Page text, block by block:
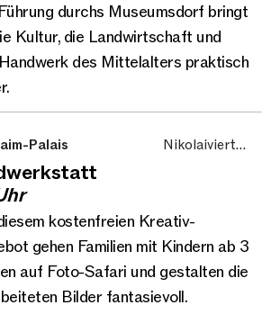
durchs Museumsdorf bringt
Kultur, die Landwirtschaft und
des Mittelalters praktisch
Palais
Nikolaiviertel,
kostenfreien Kreativ-
gehen Familien mit Kindern ab 3
auf Foto-Safari und gestalten die
Bilder fantasievoll.